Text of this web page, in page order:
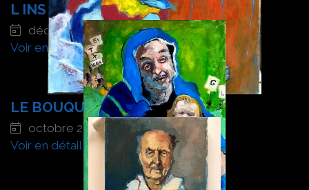
L INSPIRATION
décembre 2023
Voir en détail
LE BOUQUET JAUNE
octobre 2023
Voir en détail